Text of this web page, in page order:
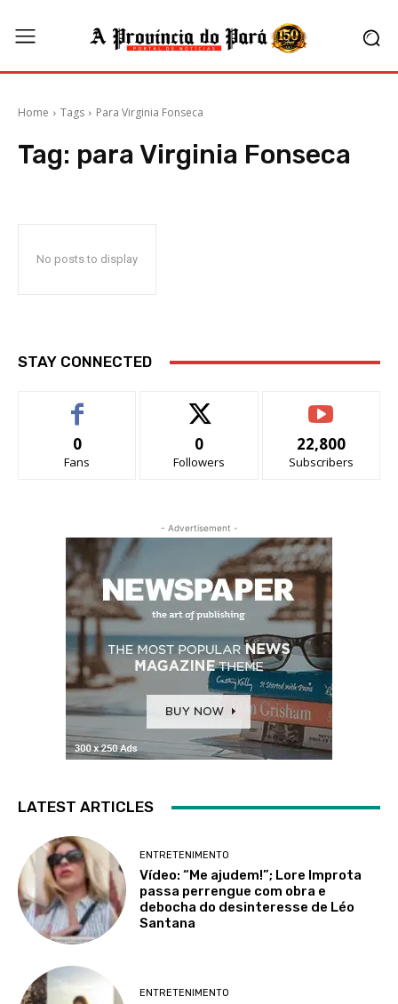
Home Tags Para Virginia Fonseca
Tag: para Virginia Fonseca
No posts to display
STAY CONNECTED
0
Fans
0
Followers
22,800
Subscribers
- Advertisement -
LATEST ARTICLES
ENTRETENIMENTO
Vídeo: “Me ajudem!”; Lore Improta
passa perrengue com obra e
debocha do desinteresse de Léo
Santana
ENTRETENIMENTO